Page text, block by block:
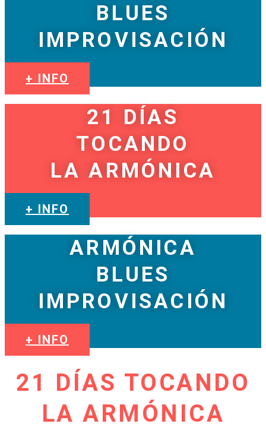
BLUES
IMPROVISACIÓN
+ INFO
21 DÍAS
TOCANDO
LA ARMÓNICA
+ INFO
ARMÓNICA
BLUES
IMPROVISACIÓN
+ INFO
21 DÍAS TOCANDO
LA ARMÓNICA